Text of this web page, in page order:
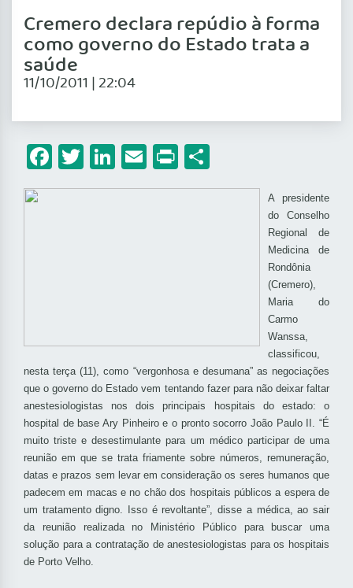
Cremero declara repúdio à forma
como governo do Estado trata a
saúde
11/10/2011 | 22:04
Facebook
Twitter
LinkedIn
Email
Print
A presidente
do Conselho
Regional de
Medicina de
Rondônia
(Cremero),
Maria do
Carmo
Wanssa,
classificou,
nesta terça (11), como “vergonhosa e desumana” as negociações
que o governo do Estado vem tentando fazer para não deixar faltar
anestesiologistas nos dois principais hospitais do estado: o
hospital de base Ary Pinheiro e o pronto socorro João Paulo II. “É
muito triste e desestimulante para um médico participar de uma
reunião em que se trata friamente sobre números, remuneração,
datas e prazos sem levar em consideração os seres humanos que
padecem em macas e no chão dos hospitais públicos a espera de
um tratamento digno. Isso é revoltante”, disse a médica, ao sair
da reunião realizada no Ministério Público para buscar uma
solução para a contratação de anestesiologistas para os hospitais
de Porto Velho.